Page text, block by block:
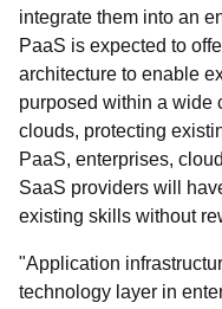
integrate them into an
PaaS is expected to
architecture to enable
purposed within a wide
clouds, protecting
PaaS, enterprises,
SaaS providers will
existing skills without
"Application
technology layer in